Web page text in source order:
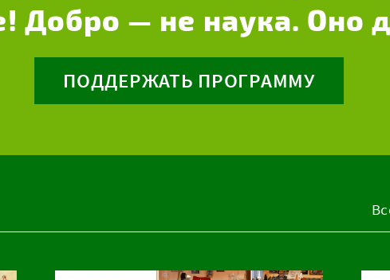
Добро — не наука. Оно
ПОДДЕРЖАТЬ ПРОГРАММУ